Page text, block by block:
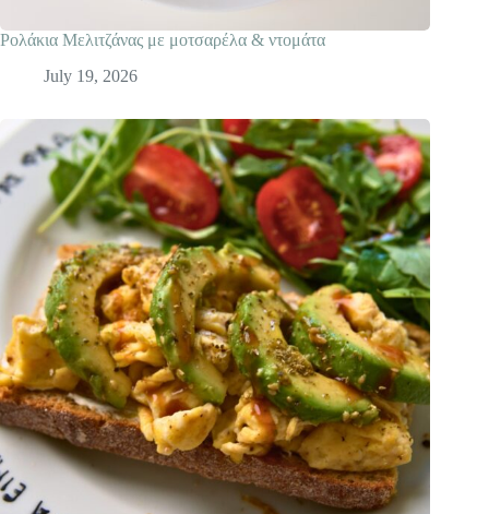
Ρολάκια Mελιτζάνας με μοτσαρέλα & ντομάτα
July 19, 2026